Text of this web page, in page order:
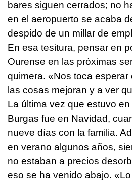
bares siguen cerrados; no
en el aeropuerto se acaba
despido de un millar de
En esa tesitura, pensar en
Ourense en las próximas
quimera. «Nos toca esperar
las cosas mejoran y a ver
La última vez que estuvo
Burgas fue en Navidad,
nueve días con la familia.
en verano algunos años,
no estaban a precios
eso se ha venido abajo.